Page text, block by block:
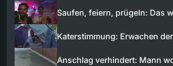
Saufen, feiern, prügeln: Das
Katerstimmung: Erwachen
Anschlag verhindert: Mann